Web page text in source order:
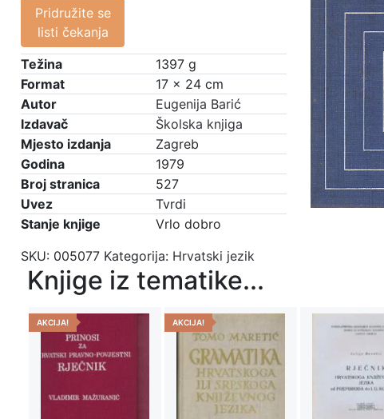
Pridružite se
listi čekanja
Težina
1397 g
Format
17 × 24 cm
Autor
Eugenija Barić
Izdavač
Školska knjiga
Mjesto izdanja
Zagreb
Godina
1979
Broj stranica
527
Uvez
Tvrdi
Stanje knjige
Vrlo dobro
SKU: 005077 Kategorija: Hrvatski jezik
Knjige iz tematike...
AKCIJA! AKCIJA!